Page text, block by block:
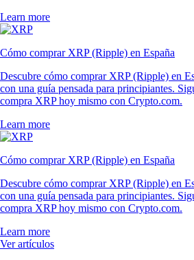
Learn more
Cómo comprar XRP (Ripple) en España
Descubre cómo comprar XRP (Ripple) en
con una guía pensada para principiantes.
compra XRP hoy mismo con Crypto.com.
Learn more
Cómo comprar XRP (Ripple) en España
Descubre cómo comprar XRP (Ripple) en
con una guía pensada para principiantes.
compra XRP hoy mismo con Crypto.com.
Learn more
Ver artículos